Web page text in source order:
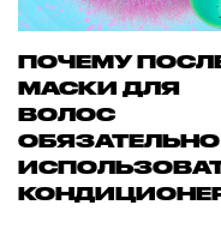
ПОЧЕМУ
МАСКИ ДЛЯ
ВОЛОС
ОБЯЗАТЕЛЬНО